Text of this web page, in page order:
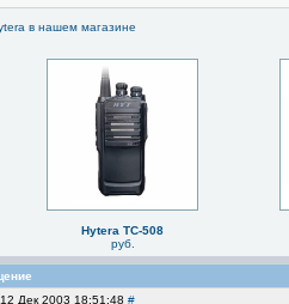
в нашем магазине
Hytera TC-508
руб.
Дек 2003 18:51:48 #